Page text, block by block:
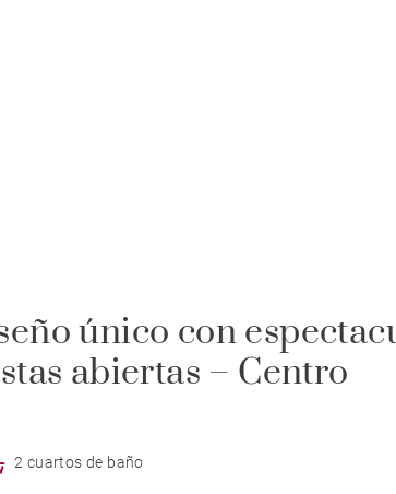
único con
abiertas – Centro
2 cuartos de baño